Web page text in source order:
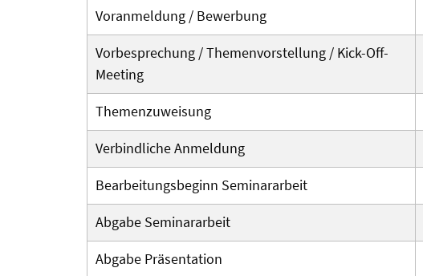
Voranmeldung / Bewerbung
Vorbesprechung / Themenvorstellung / Kick-Off-
Meeting
Themenzuweisung
Verbindliche Anmeldung
Bearbeitungs­beginn Seminararbeit
Abgabe Seminararbeit
Abgabe Präsentation